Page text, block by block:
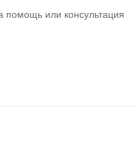
или консультация